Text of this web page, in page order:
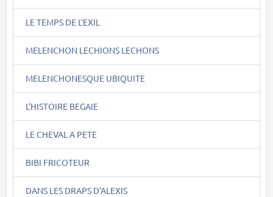
LE TEMPS DE L'EXIL
MELENCHON LECHIONS LECHONS
MELENCHONESQUE UBIQUITE
L'HISTOIRE BEGAIE
LE CHEVAL A PETE
BIBI FRICOTEUR
DANS LES DRAPS D'ALEXIS